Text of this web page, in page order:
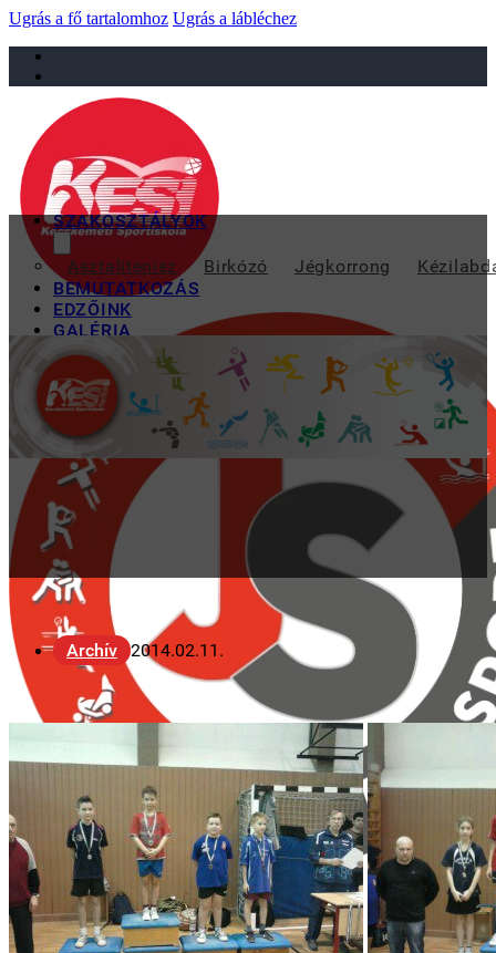
Ugrás a fő tartalomhoz Ugrás a lábléchez
sportiskola@juniorsportkft.hu
SZAKOSZTÁLYOK
Asztalitenisz Birkózó Jégkorrong
BEMUTATKOZÁS
EDZŐINK
GALÉRIA
TAO
KAPCSOLAT
Archív 2014.02.11.